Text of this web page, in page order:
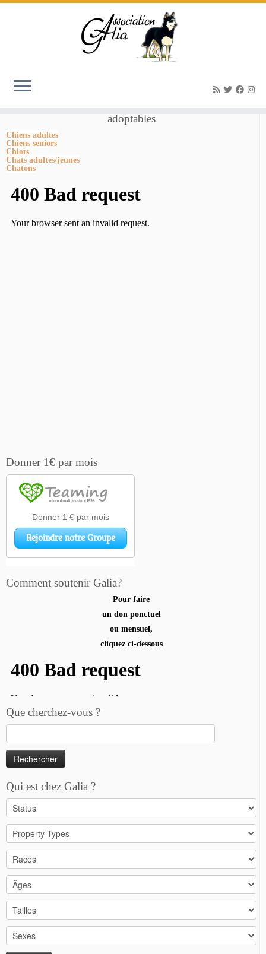
Accueil
adoptables
Chiens adultes
Chiens seniors
Chiots
Chats adultes/jeunes
Chatons
Donner 1€ par mois
Comment soutenir Galia?
Pour faire
un don ponctuel
ou mensuel,
cliquez ci-dessous
Que cherchez-vous ?
Qui est chez Galia ?